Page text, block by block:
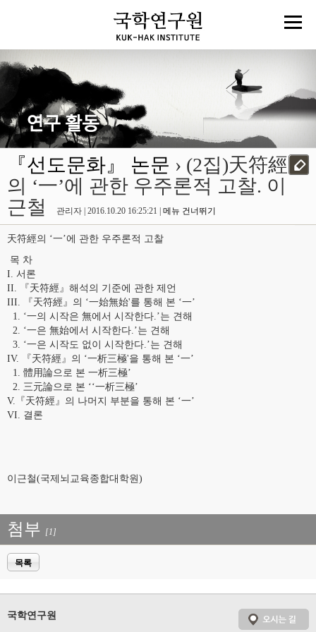
『선도문화』 논문 › (2집)天符經
의 ‘一’에 관한 우주론적 고찰. 이
근철
관리자 | 2016.10.20 16:25:21 | 메뉴 건너뛰기
天符經의 ‘一’에 관한 우주론적 고찰
목 차
I. 서론
II. 『天符經』해석의 기준에 관한 제언
III. 『天符經』의 ‘一始無始'를 통해 본 ‘一’
1. ‘一의 시작은 無에서 시작한다.’는 견해
2. ‘一은 無始에서 시작한다.’는 견해
3. ‘一은 시작도 없이 시작한다.’는 견해
IV. 『天符經』의 ‘一析三極'을 통해 본 ‘一’
1. 體用論으로 본 一析三極’
2. 三元論으로 본 ‘‘一析三極’
V.『天符經』의 나머지 부분을 통해 본 ‘一’
VI. 결론
이근철(국제뇌교육종합대학원)
첨부 [1]
목록
국학연구원